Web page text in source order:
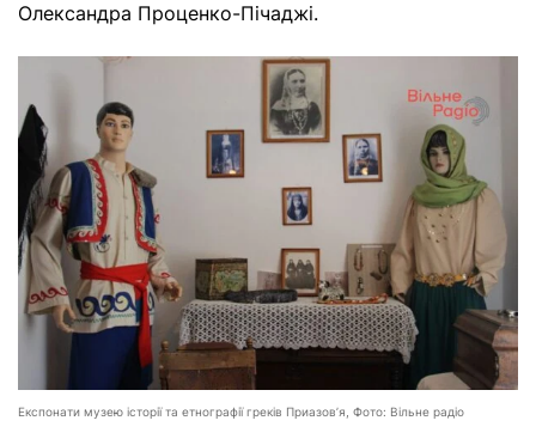
Олександра Проценко-Пічаджі.
Експонати музею історії та етнографії греків Приазов’я, Фото: Вільне радіо